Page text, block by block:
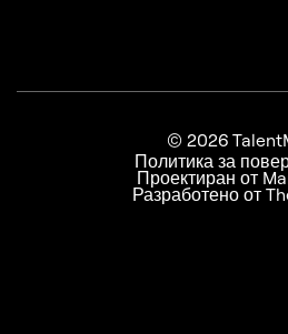
© 2026
Политика за
Проектиран от
Разработено от